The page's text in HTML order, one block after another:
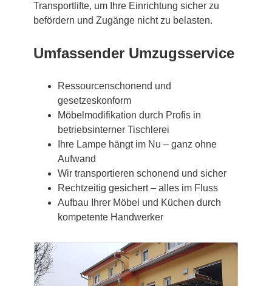
Transportlifte, um Ihre Einrichtung sicher zu
befördern und Zugänge nicht zu belasten.
Umfassender Umzugsservice
Ressourcenschonend und
gesetzeskonform
Möbelmodifikation durch Profis in
betriebsinterner Tischlerei
Ihre Lampe hängt im Nu – ganz ohne
Aufwand
Wir transportieren schonend und sicher
Rechtzeitig gesichert – alles im Fluss
Aufbau Ihrer Möbel und Küchen durch
kompetente Handwerker